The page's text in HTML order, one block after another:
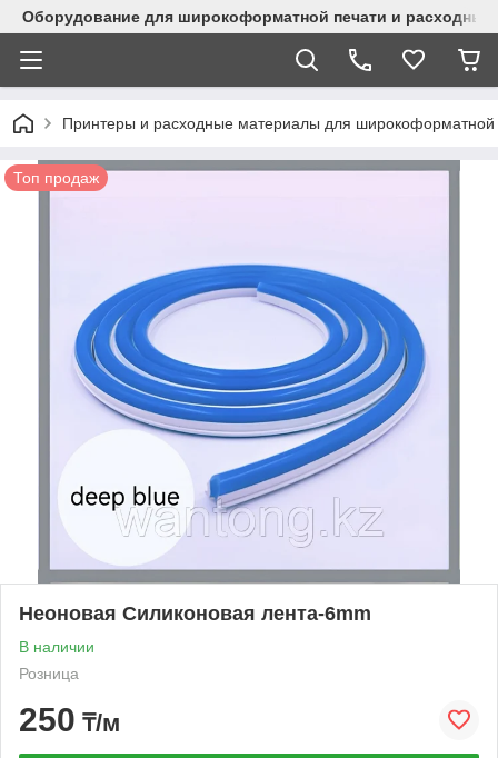
Оборудование для широкоформатной печати и
Принтеры и расходные материалы для широкоформатной
Топ продаж
Неоновая Силиконовая лента-6mm
В наличии
Розница
250 ₸/м